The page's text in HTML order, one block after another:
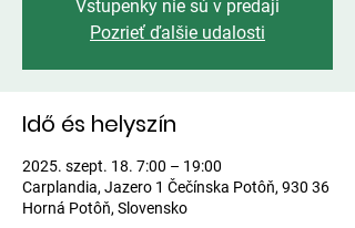
Vstupenky nie sú v predaji
Pozrieť ďalšie udalosti
Idő és helyszín
2025. szept. 18. 7:00 – 19:00
Carplandia, Jazero 1 Čečínska Potôň, 930 36
Horná Potôň, Slovensko